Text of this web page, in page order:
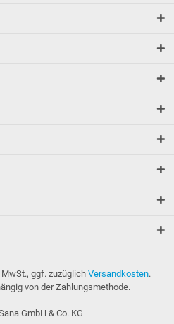
ggf. zuzüglich Versandkosten.
von der Zahlungsmethode.
GmbH & Co. KG